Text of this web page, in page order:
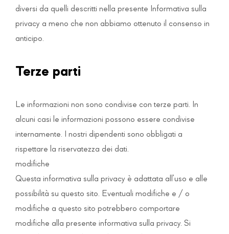
diversi da quelli descritti nella presente Informativa sulla
privacy a meno che non abbiamo ottenuto il consenso in
anticipo.
Terze parti
Le informazioni non sono condivise con terze parti. In
alcuni casi le informazioni possono essere condivise
internamente. I nostri dipendenti sono obbligati a
rispettare la riservatezza dei dati.
modifiche
Questa informativa sulla privacy è adattata all’uso e alle
possibilità su questo sito. Eventuali modifiche e / o
modifiche a questo sito potrebbero comportare
modifiche alla presente informativa sulla privacy. Si